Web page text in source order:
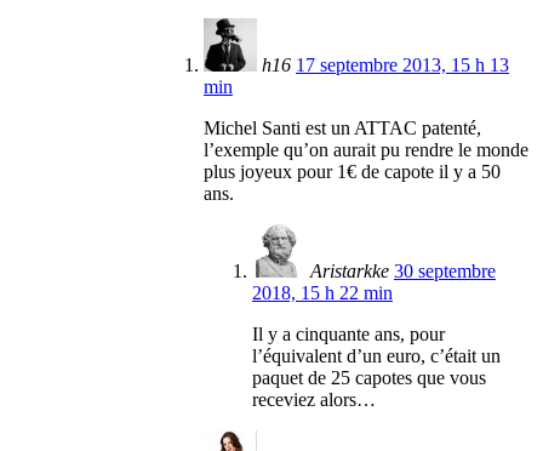
h16 17 septembre 2013, 15 h 13
min
Michel Santi est un ATTAC patenté,
l’exemple qu’on aurait pu rendre le monde
plus joyeux pour 1€ de capote il y a 50
ans.
Aristarkke 30 septembre
2018, 15 h 22 min
Il y a cinquante ans, pour
l’équivalent d’un euro, c’était un
paquet de 25 capotes que vous
receviez alors…